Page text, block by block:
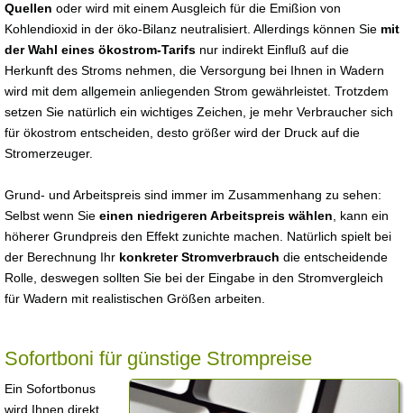
Quellen oder wird mit einem Ausgleich für die Emißion von
Kohlendioxid in der öko-Bilanz neutralisiert. Allerdings können Sie mit
der Wahl eines ökostrom-Tarifs nur indirekt Einfluß auf die
Herkunft des Stroms nehmen, die Versorgung bei Ihnen in Wadern
wird mit dem allgemein anliegenden Strom gewährleistet. Trotzdem
setzen Sie natürlich ein wichtiges Zeichen, je mehr Verbraucher sich
für ökostrom entscheiden, desto größer wird der Druck auf die
Stromerzeuger.
Grund- und Arbeitspreis sind immer im Zusammenhang zu sehen:
Selbst wenn Sie einen niedrigeren Arbeitspreis wählen , kann ein
höherer Grundpreis den Effekt zunichte machen. Natürlich spielt bei
der Berechnung Ihr konkreter Stromverbrauch die entscheidende
Rolle, deswegen sollten Sie bei der Eingabe in den Stromvergleich
für Wadern mit realistischen Größen arbeiten.
Sofortboni für günstige Strompreise
Ein Sofortbonus
wird Ihnen direkt